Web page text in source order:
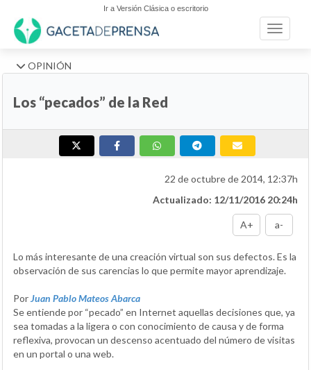
Ir a Versión Clásica o escritorio
Toggle
OPINIÓN
Los “pecados” de la Red
22 de octubre de 2014, 12:37h
Actualizado: 12/11/2016 20:24h
A+ a-
Lo más interesante de una creación virtual son sus defectos. Es la
observación de sus carencias lo que permite mayor aprendizaje.
PorJuan Pablo Mateos Abarca
Se entiende por “pecado” en Internet aquellas decisiones que, ya
sea tomadas a la ligera o con conocimiento de causa y de forma
reflexiva, provocan un descenso acentuado del número de visitas
en un portal o una web.